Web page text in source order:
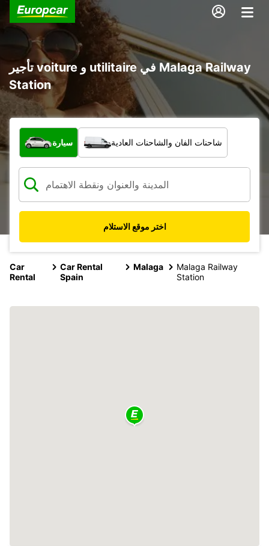
تأجير voiture و utilitaire في Malaga Railway
Station
ما نوع المركبة؟
سيارة شاحنات الفان والشاحنات العادية
اختر موقع الاستلام
Car
Rental
Car Rental
Spain
Malaga
Malaga Railway
Station